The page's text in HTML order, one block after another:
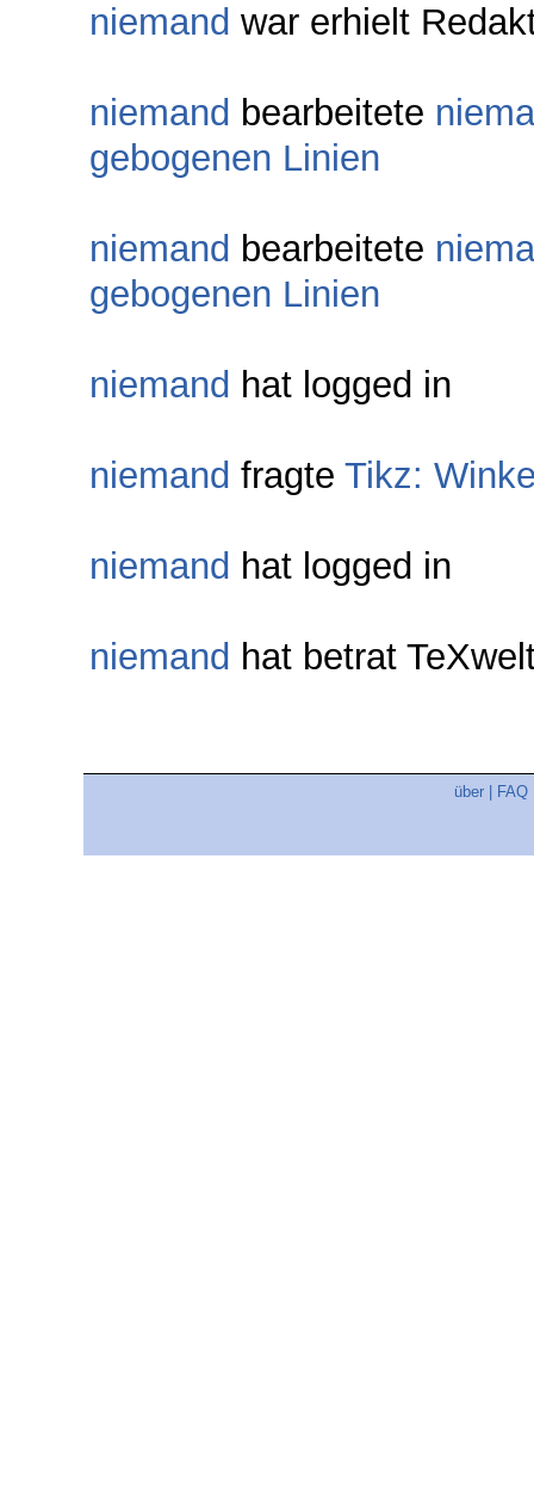
niemand war erhielt
niemand bearbeitete
gebogenen Linien
niemand bearbeitete
gebogenen Linien
niemand hat logged in
niemand fragte Tikz:
niemand hat logged in
niemand hat betrat
über FAQ